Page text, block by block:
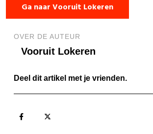
Ga naar Vooruit Lokeren
OVER DE AUTEUR
Vooruit Lokeren
Deel dit artikel met je vrienden.